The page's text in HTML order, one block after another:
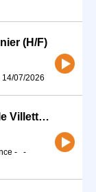
(H/F)
14/07/2026
Coach Sportif / Coach Sportive Muille Villette (H/F)
-
-